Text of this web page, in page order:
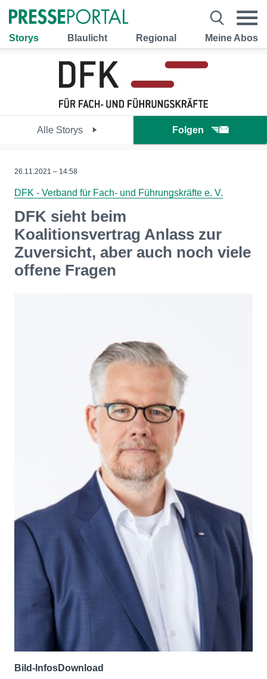
Storys Blaulicht Regional Meine Abos
Alle Storys Folgen
26.11.2021 – 14:58
DFK - Verband für Fach- und Führungskräfte e. V.
DFK sieht beim
Koalitionsvertrag Anlass zur
Zuversicht, aber auch noch viele
offene Fragen
Bild-InfosDownload